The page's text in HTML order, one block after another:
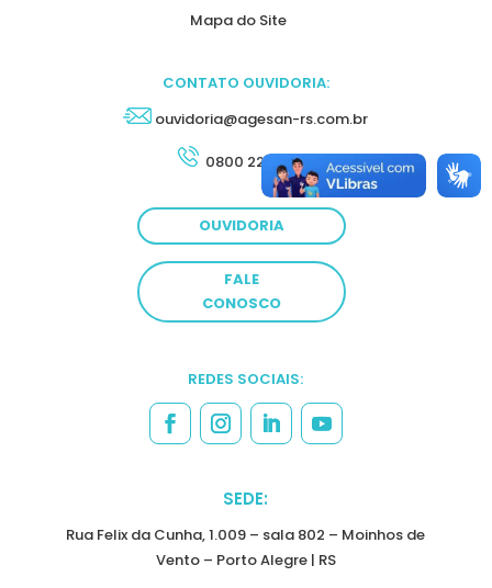
Mapa do Site
CONTATO OUVIDORIA:
ouvidoria@agesan-rs.com.br
0800 222 4022
OUVIDORIA
FALE
CONOSCO
REDES SOCIAIS:
SEDE:
Rua Felix da Cunha, 1.009 – sala 802 – Moinhos de
Vento – Porto Alegre | RS